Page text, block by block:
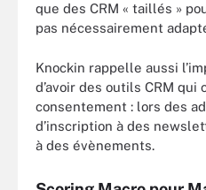
que des CRM « taillés »
pas nécessairement
Knockin rappelle aussi
d’avoir des outils CRM qui
consentement : lors des
d’inscription à des
à des évènements.